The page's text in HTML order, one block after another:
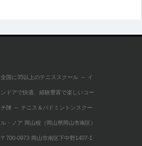
全国に35以上のテニススクール ～ イ
ンドアで快適、経験豊富で楽しいコー
チ陣 ～ テニス＆バドミントンスクー
ル・ノア 岡山校（岡山県岡山市南区）
〒700-0973 岡山市南区下中野1407-1